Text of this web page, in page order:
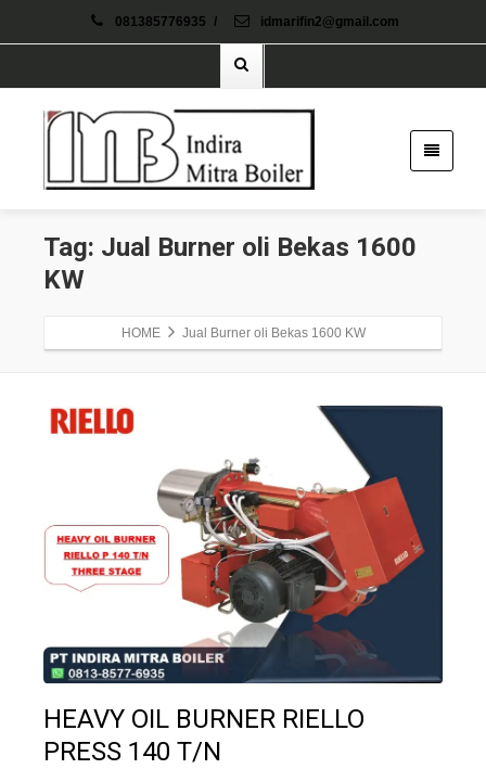
081385776935 / idmarifin2@gmail.com
Tag: Jual Burner oli Bekas 1600
KW
HOME Jual Burner oli Bekas 1600 KW
HEAVY OIL BURNER RIELLO
PRESS 140 T/N